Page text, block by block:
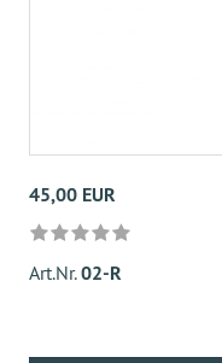
45,00 EUR
Art.Nr.02-R